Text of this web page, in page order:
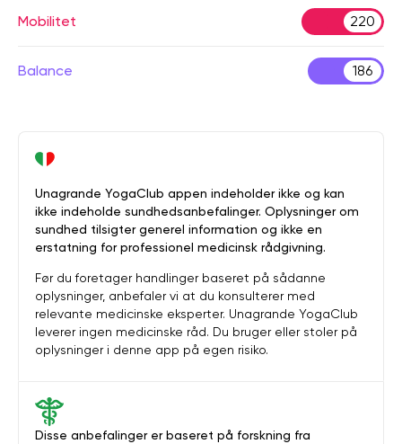
Mobilitet 220
Balance 186
Disse anbefalinger er baseret på forskning fra
Unagrande YogaClub appen indeholder ikke og kan
ikke indeholde sundhedsanbefalinger. Oplysninger om
sundhed tilsigter generel information og ikke en
erstatning for professionel medicinsk rådgivning.
Før du foretager handlinger baseret på sådanne
oplysninger, anbefaler vi at du konsulterer med
relevante medicinske eksperter. Unagrande YogaClub
leverer ingen medicinske råd. Du bruger eller stoler på
oplysninger i denne app på egen risiko.